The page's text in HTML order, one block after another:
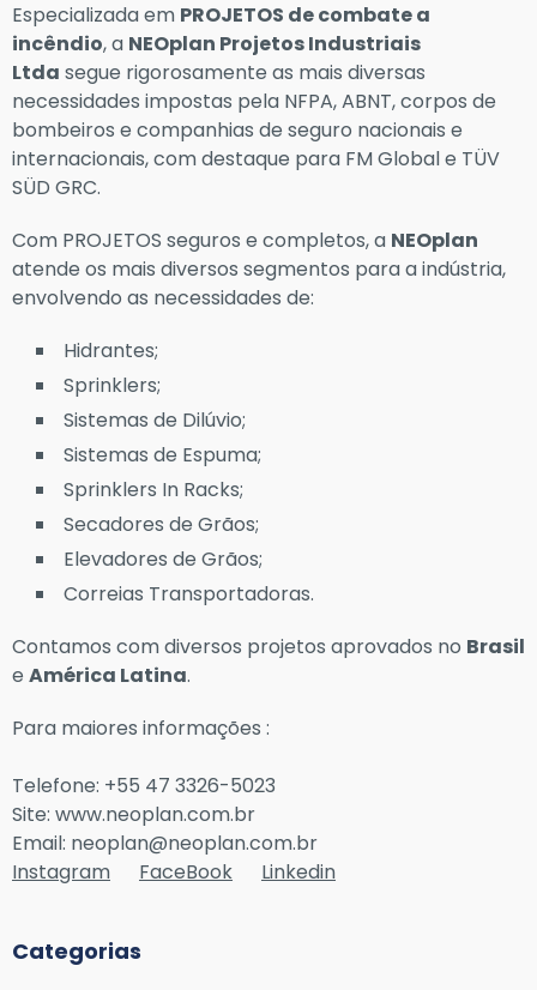
Especializada em PROJETOS de combate a
incêndio, a NEOplan Projetos Industriais
Ltda segue rigorosamente as mais diversas
necessidades impostas pela NFPA, ABNT, corpos de
bombeiros e companhias de seguro nacionais e
internacionais, com destaque para FM Global e TÜV
SÜD GRC.
Com PROJETOS seguros e completos, a NEOplan
atende os mais diversos segmentos para a indústria,
envolvendo as necessidades de:
Hidrantes;
Sprinklers;
Sistemas de Dilúvio;
Sistemas de Espuma;
Sprinklers In Racks;
Secadores de Grãos;
Elevadores de Grãos;
Correias Transportadoras.
Contamos com diversos projetos aprovados no Brasil
e América Latina.
Para maiores informações :
Telefone: +55 47 3326-5023
Site: www.neoplan.com.br
Email: neoplan@neoplan.com.br
Instagram
FaceBook Linkedin
Categorias